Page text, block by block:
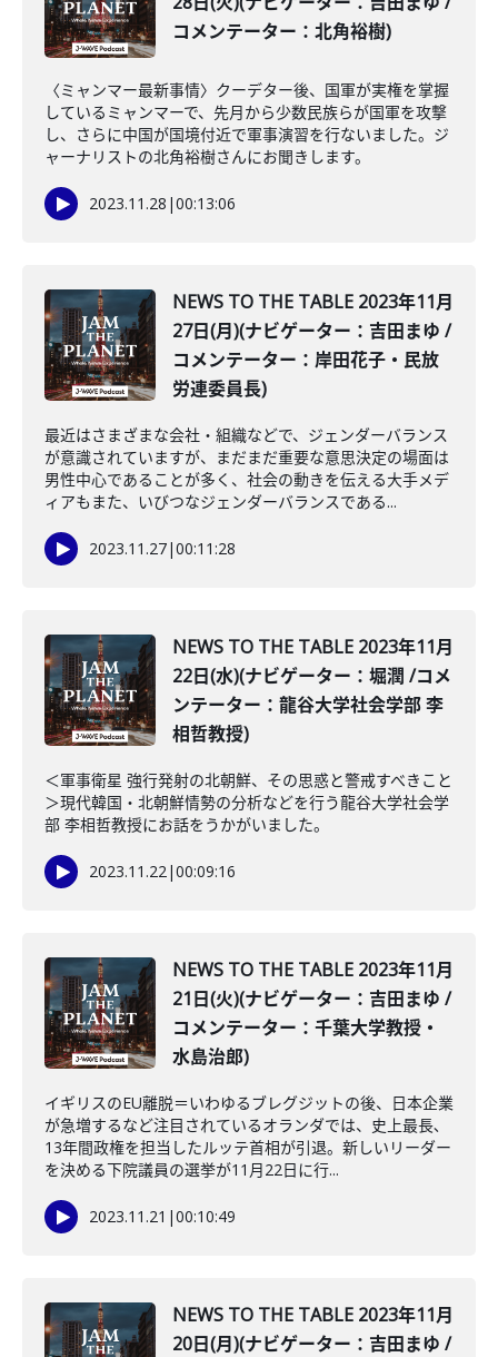
コメンテーター：北角裕樹)
〈ミャンマー最新事情〉クーデター後、国軍が実権を掌握
しているミャンマーで、先月から少数民族らが国軍を攻撃
し、さらに中国が国境付近で軍事演習を行ないました。ジ
ャーナリストの北角裕樹さんにお聞きします。
2023.11.28 |00:13:06
NEWS TO THE TABLE 2023年11月
27日(月)(ナビゲーター：吉田まゆ /
コメンテーター：岸田花子・民放
労連委員長)
最近はさまざまな会社・組織などで、ジェンダーバランス
が意識されていますが、まだまだ重要な意思決定の場面は
男性中心であることが多く、社会の動きを伝える大手メデ
ィアもまた、いびつなジェンダーバランスである...
2023.11.27|00:11:28
NEWS TO THE TABLE 2023年11月
22日(水)(ナビゲーター：堀潤 /コメ
ンテーター：龍谷大学社会学部 李
相哲教授)
＜軍事衛星 強行発射の北朝鮮、その思惑と警戒すべきこと
＞現代韓国・北朝鮮情勢の分析などを行う龍谷大学社会学
部 李相哲教授にお話をうかがいました。
2023.11.22|00:09:16
NEWS TO THE TABLE 2023年11月
21日(火)(ナビゲーター：吉田まゆ /
コメンテーター：千葉大学教授・
水島治郎)
イギリスのEU離脱＝いわゆるブレグジットの後、日本企業
が急増するなど注目されているオランダでは、史上最長､
13年間政権を担当したルッテ首相が引退。新しいリーダー
を決める下院議員の選挙が11月22日に行...
2023.11.21 |00:10:49
NEWS TO THE TABLE 2023年11月
20日(月)(ナビゲーター：吉田まゆ /